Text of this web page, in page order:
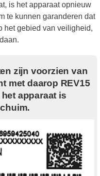
is het apparaat opnieuw
te kunnen garanderen dat
het gebied van veiligheid,
zijn voorzien van
met daarop REV15
apparaat is